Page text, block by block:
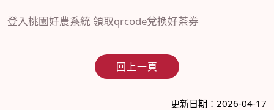
登入桃園好農系統 領取qrcode兌換好茶券
回上一頁
更新日期：2026-04-17